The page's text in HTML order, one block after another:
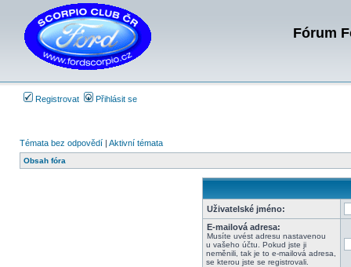
Fórum
Registrovat Přihlásit se
Témata bez odpovědí | Aktivní témata
Obsah fóra
Uživatelské jméno:
E-mailová adresa:
Musíte uvést adresu nastavenou
u vašeho účtu. Pokud jste ji
neměnili, tak je to e-mailová adresa,
se kterou jste se registrovali.